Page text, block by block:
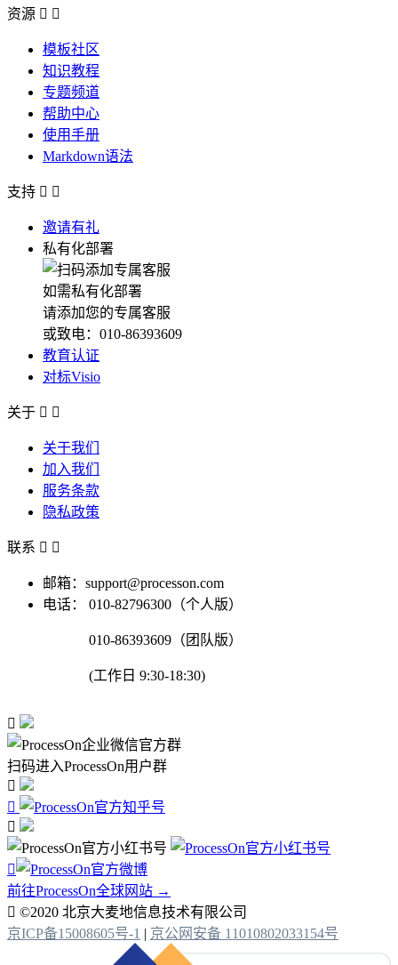
资源  
模板社区
知识教程
专题频道
帮助中心
使用手册
Markdown语法
支持  
邀请有礼
私有化部署
如需私有化部署
请添加您的专属客服
或致电：010-86393609
教育认证
对标Visio
关于  
关于我们
加入我们
服务条款
隐私政策
联系  
邮箱：support@processon.com
电话：
010-82796300（个人版）
010-86393609（团队版）
(工作日 9:30-18:30)

扫码进入ProcessOn用户群




前往ProcessOn全球网站 →
 ©2020 北京大麦地信息技术有限公司
京ICP备15008605号-1 | 京公网安备 11010802033154号